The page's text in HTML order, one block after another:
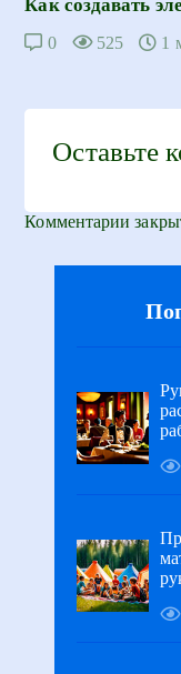
Как создавать
0 525 1
Оставьте
Комментарии